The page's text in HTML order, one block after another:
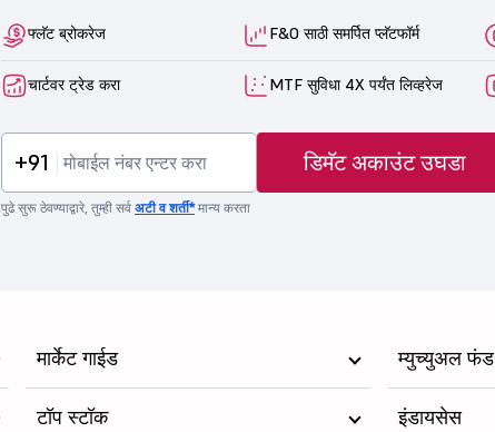
फ्लॅट ब्रोकरेज F&O साठी समर्पित प्लॅटफॉर्म
चार्टवर ट्रेड करा MTF सुविधा 4X पर्यंत लिव्हरेज
+91 डिमॅट अकाउंट उघडा
पुढे सुरू ठेवण्याद्वारे, तुम्ही सर्व अटी व शर्ती*मान्य करता
मार्केट गाईड म्युच्युअल फंड
टॉप स्टॉक इंडायसेस